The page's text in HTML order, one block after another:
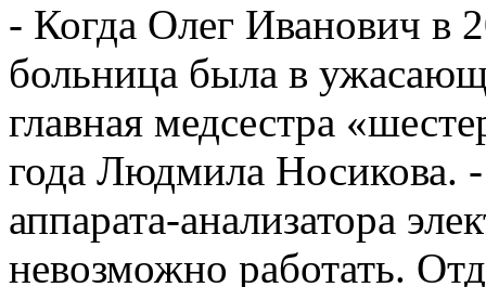
- Когда Олег Иванович в
больница была в
главная медсестра
года Людмила Носикова.
аппарата-анализатора
невозможно работать.